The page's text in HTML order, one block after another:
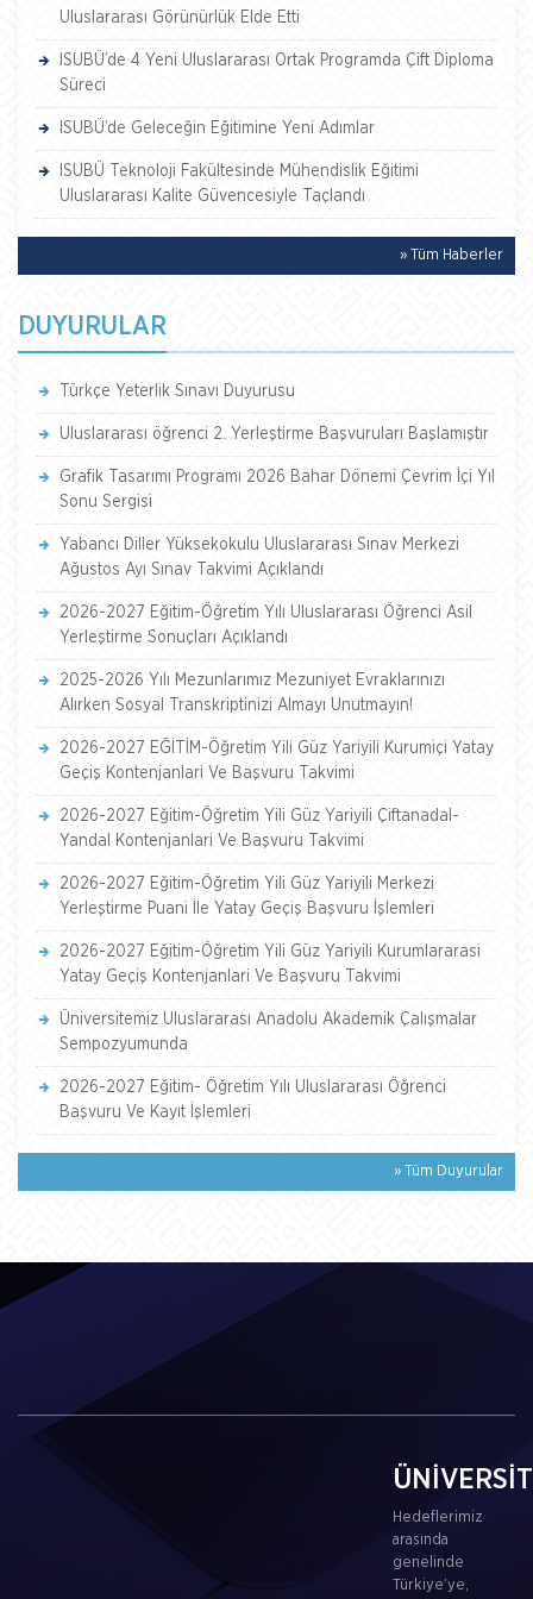
Uluslararası Görünürlük Elde Etti
ISUBÜ’de 4 Yeni Uluslararası Ortak Programda Çift Diploma
Süreci
ISUBÜ’de Geleceğin Eğitimine Yeni Adımlar
ISUBÜ Teknoloji Fakültesinde Mühendislik Eğitimi
Uluslararası Kalite Güvencesiyle Taçlandı
» Tüm Haberler
DUYURULAR
Türkçe Yeterlik Sınavı Duyurusu
Uluslararası öğrenci 2. Yerleştirme Başvuruları Başlamıştır
Grafik Tasarımı Programı 2026 Bahar Dönemi Çevrim İçi Yıl
Sonu Sergisi
Yabancı Diller Yüksekokulu Uluslararası Sınav Merkezi
Ağustos Ayı Sınav Takvimi Açıklandı
2026-2027 Eğitim-Öğretim Yılı Uluslararası Öğrenci Asil
Yerleştirme Sonuçları Açıklandı
2025-2026 Yılı Mezunlarımız Mezuniyet Evraklarınızı
Alırken Sosyal Transkriptinizi Almayı Unutmayın!
2026-2027 EĞİTİM-Öğretim Yili Güz Yariyili Kurumiçi Yatay
Geçiş Kontenjanlari Ve Başvuru Takvimi
2026-2027 Eğitim-Öğretim Yili Güz Yariyili Çiftanadal-
Yandal Kontenjanlari Ve Başvuru Takvimi
2026-2027 Eğitim-Öğretim Yili Güz Yariyili Merkezi
Yerleştirme Puani İle Yatay Geçiş Başvuru İşlemleri
2026-2027 Eğitim-Öğretim Yili Güz Yariyili Kurumlararasi
Yatay Geçiş Kontenjanlari Ve Başvuru Takvimi
Üniversitemiz Uluslararası Anadolu Akademik Çalışmalar
Sempozyumunda
2026-2027 Eğitim- Öğretim Yılı Uluslararası Öğrenci
Başvuru Ve Kayıt İşlemleri
» Tüm Duyurular
Hedeflerimiz
arasında
genelinde
Türkiye’ye,